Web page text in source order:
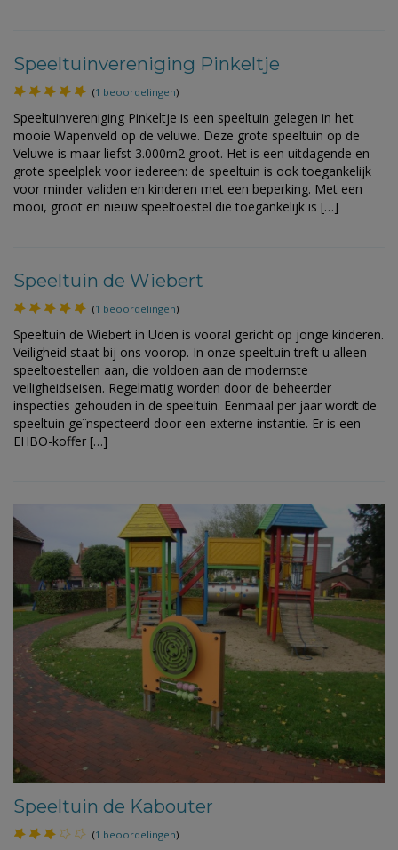
Speeltuinvereniging Pinkeltje
(1 beoordelingen)
Speeltuinvereniging Pinkeltje is een speeltuin gelegen in het
mooie Wapenveld op de veluwe. Deze grote speeltuin op de
Veluwe is maar liefst 3.000m2 groot. Het is een uitdagende en
grote speelplek voor iedereen: de speeltuin is ook toegankelijk
voor minder validen en kinderen met een beperking. Met een
mooi, groot en nieuw speeltoestel die toegankelijk is […]
Speeltuin de Wiebert
(1 beoordelingen)
Speeltuin de Wiebert in Uden is vooral gericht op jonge kinderen.
Veiligheid staat bij ons voorop. In onze speeltuin treft u alleen
speeltoestellen aan, die voldoen aan de modernste
veiligheidseisen. Regelmatig worden door de beheerder
inspecties gehouden in de speeltuin. Eenmaal per jaar wordt de
speeltuin geïnspecteerd door een externe instantie. Er is een
EHBO-koffer […]
Speeltuin de Kabouter
(1 beoordelingen)